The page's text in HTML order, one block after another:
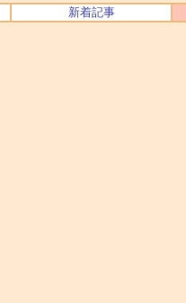
新着記事